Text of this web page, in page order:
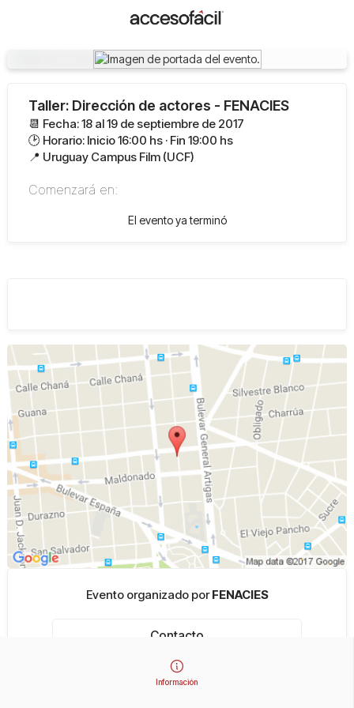
Información
Taller: Dirección de actores - FENACIES
📆 Fecha: 18 al 19 de septiembre de 2017
🕑 Horario: Inicio 16:00 hs · Fin 19:00 hs
📍 Uruguay Campus Film (UCF)
Comenzará en:
El evento ya terminó
Evento organizado porFENACIES
Contacto